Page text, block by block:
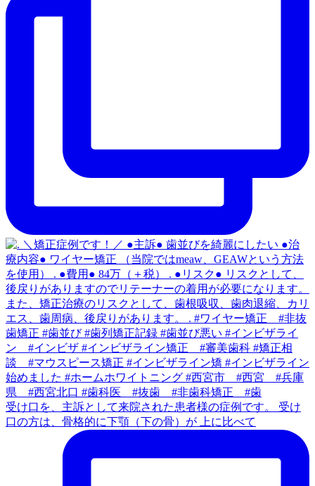
受け口を、主訴として来院された患者様の症例です。 受け
口の方は、骨格的に下顎（下の骨）が 上に比べて